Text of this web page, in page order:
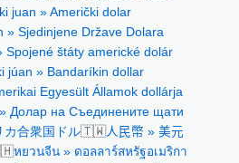
juan » Američki dolar
» Sjedinjene Države Dolara
Spojené štáty americké dolár
júan » Bandaríkin dollar
Egyesült Államok dollárja
Долар на Съединените щати
カ合衆国ドル🇹🇼人民幣 » 美元
หยวนจีน » ดอลลาร์สหรัฐอเมริกา